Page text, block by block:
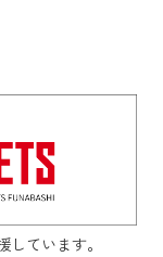
ています。